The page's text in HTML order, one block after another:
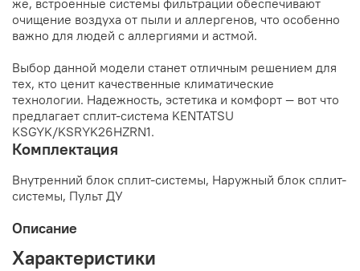
же, встроенные системы фильтрации обеспечивают
очищение воздуха от пыли и аллергенов, что особенно
важно для людей с аллергиями и астмой.
Выбор данной модели станет отличным решением для
тех, кто ценит качественные климатические
технологии. Надежность, эстетика и комфорт — вот что
предлагает сплит-система KENTATSU
KSGYK/KSRYK26HZRN1.
Комплектация
Внутренний блок сплит-системы, Наружный блок сплит-
системы, Пульт ДУ
Описание
Характеристики